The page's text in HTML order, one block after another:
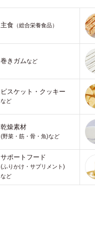
主食 （総合栄養食品）
巻きガムなど
ビスケット・クッキー
など
乾燥素材
(野菜・筋・骨・魚)など
サポートフード
(ふりかけ・サプリメント)
など